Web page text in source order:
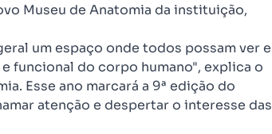
Museu de Anatomia da instituição,
um espaço onde todos possam ver e
funcional do corpo humano", explica o
Esse ano marcará a 9ª edição do
atenção e despertar o interesse das